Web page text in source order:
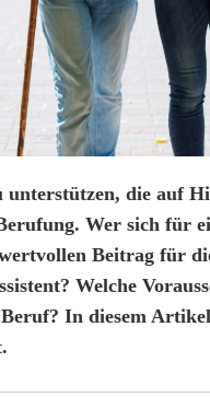
unterstützen, die auf
Wer sich für
Beitrag für
Welche
In diesem